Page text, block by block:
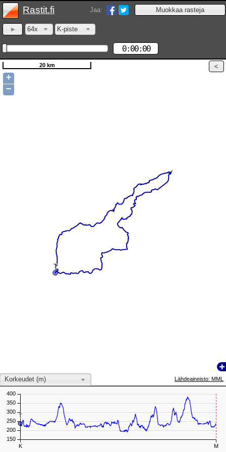
T
T
Rastit.fi Jaa:
64x K-piste
0:00:00
20 km
+
−
Lähdeaineisto: MML
Korkeudet (m)
K M
150
200
250
300
350
400
T
T